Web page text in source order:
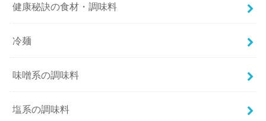
健康秘訣の食材・調味料
冷麺
味噌系の調味料
塩系の調味料